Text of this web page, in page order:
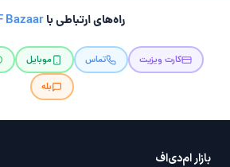
راه‌های ارتباطی باBazaar
کارت ویزیت تماس موبایل
بله
بازار ام‌دی‌اف